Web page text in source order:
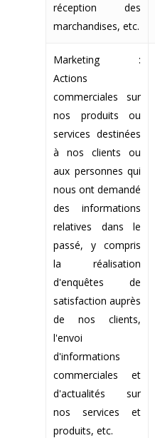
réception des
marchandises, etc.
Marketing :
Actions
commerciales sur
nos produits ou
services destinées
à nos clients ou
aux personnes qui
nous ont demandé
des informations
relatives dans le
passé, y compris
la réalisation
d'enquêtes de
satisfaction auprès
de nos clients,
l'envoi
d'informations
commerciales et
d'actualités sur
nos services et
produits, etc.